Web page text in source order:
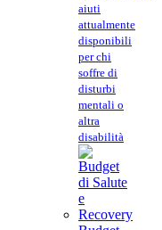
aiuti
attualmente
disponibili
per chi
soffre di
disturbi
mentali o
altra
disabilità